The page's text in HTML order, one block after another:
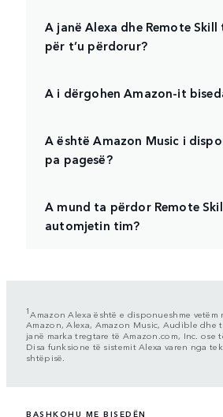
A janë Alexa dhe Remote
për t’u përdorur?
A i dërgohen Amazon-it
A është Amazon Music i
pa pagesë?
A mund ta përdor Remote
automjetin tim?
1Amazon Alexa është e disponueshme vetëm
Amazon, Alexa, Amazon Music, Audible dhe
janë marka tregtare të Amazon.com, Inc. ose
Disa funksione të sistemit Alexa varen nga
shtëpisë.
BASHKOHU ME BISEDËN